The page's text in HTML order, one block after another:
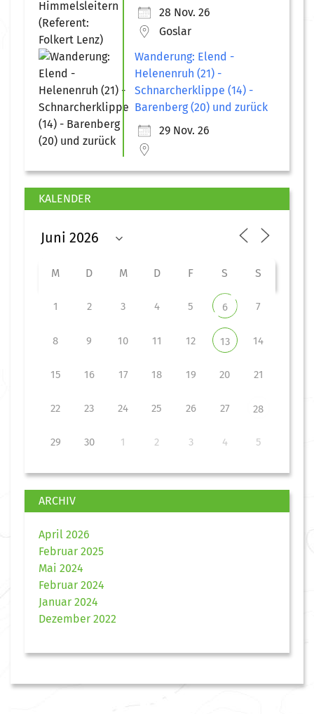
28 Nov. 26
Goslar
Wanderung: Elend -
Helenenruh (21) -
Schnarcherklippe (14) -
Barenberg (20) und zurück
29 Nov. 26
KALENDER
M D M D F S S
1 2 3 4 5 6 7
8 9 10 11 12 13 14
15 16 17 18 19 20 21
22 23 24 25 26 27 28
29 30 1 2 3 4 5
ARCHIV
April 2026
Februar 2025
Mai 2024
Februar 2024
Januar 2024
Dezember 2022